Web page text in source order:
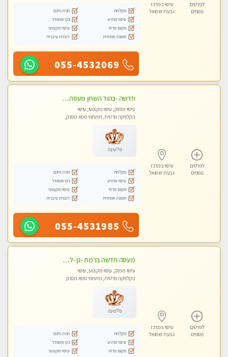
לפרטים
נוספים
עיסוי במרכז
גבעת שמואל
מקלחת
חניה חינם
עיסוי מרגיע
נקי ומסודר
מקום פרטי
עיסוי מקצועי
תמונה אמיתית
דוברת עיברית
055-4532069
לפרטים
נוספים
עיסוי במרכז
גבעת שמואל
חדשה -בהוד השרון מעסה איכותית מפנקת ומקצועית לעיסוי חלומי .....
עיסוי מפנק, עיסוי מקצועי, עיסוי
בקלניקה פרטית, מתחמי ספא מפנק,
פלטינה
מקלחת
חניה חינם
עיסוי מרגיע
נקי ומסודר
מקום פרטי
עיסוי מקצועי
תמונה אמיתית
דוברת עיברית
055-4531985
לפרטים
נוספים
עיסוי במרכז
גבעת שמואל
מעסה חדשה ברמת -גן -לעיסוי מיוחד ואיכותי מקום פרטי ואינטימי ושקט מומלץ לחלוטין!!
עיסוי מפנק, עיסוי מקצועי, עיסוי
בקלניקה פרטית, מתחמי ספא מפנק
פלטינה
מקלחת
חניה חינם
עיסוי מרגיע
נקי ומסודר
מקום פרטי
עיסוי מקצועי